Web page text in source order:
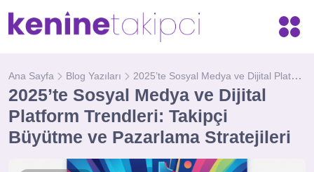
Ana Sayfa Blog Yazıları 2025’te Sosyal Medya ve Dijital Platform Trendleri: Takipçi Büyütme ve Pazarlama Stratejileri
2025’te Sosyal Medya ve Dijital
Platform Trendleri: Takipçi
Büyütme ve Pazarlama Stratejileri